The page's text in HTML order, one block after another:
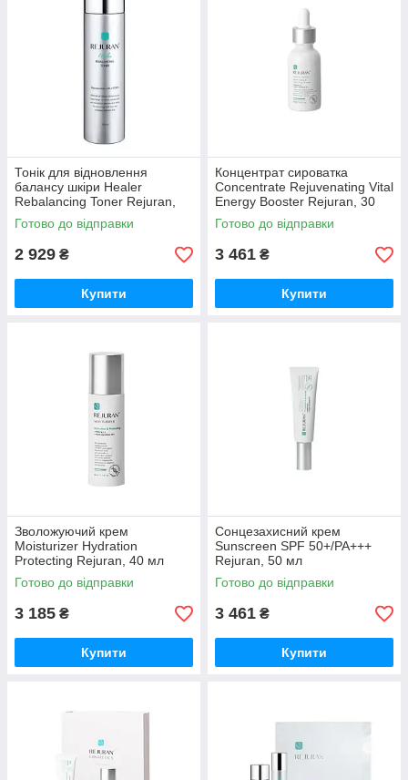
Тонік для відновлення
балансу шкіри Healer
Rebalancing Toner Rejuran,
120 мл
Готово до відправки
2 929 ₴
Купити
Концентрат сироватка
Concentrate Rejuvenating Vital
Energy Booster Rejuran, 30
мл
Готово до відправки
3 461 ₴
Купити
Зволожуючий крем
Moisturizer Hydration
Protecting Rejuran, 40 мл
Готово до відправки
3 185 ₴
Купити
Сонцезахисний крем
Sunscreen SPF 50+/PA+++
Rejuran, 50 мл
Готово до відправки
3 461 ₴
Купити